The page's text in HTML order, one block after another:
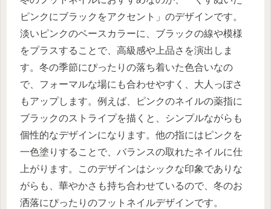
ピンクにブラックをアクセント」のデザインです。
淡いピンクのベースカラーに、ブラックの線や模様
をプラスすることで、高級感や上品さを演出しま
す。冬の季節にぴったりの落ち着いた色合いなの
で、フォーマルな場にも合わせやすく、大人っぽさ
もアップします。例えば、ピンクのネイルの薬指に
ブラックのストライプを描くと、シンプルながらも
個性的なデザインになります。他の指にはピンクを
一色塗りすることで、バランスの取れたネイルに仕
上がります。このデザインはシックな印象でありな
がらも、華やかさも持ち合わせているので、冬のお
洒落にぴったりのフットネイルデザインです。